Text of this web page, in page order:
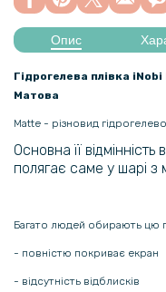
Чохол - книжка
Чохол-накладка TPU
Опис
Гідрогелева плівка
Матова
Matte - різновид
Основна її
полягає саме у шарі з
Багато людей обирають цю
- повністю покриває екран
- відсутність відблисків